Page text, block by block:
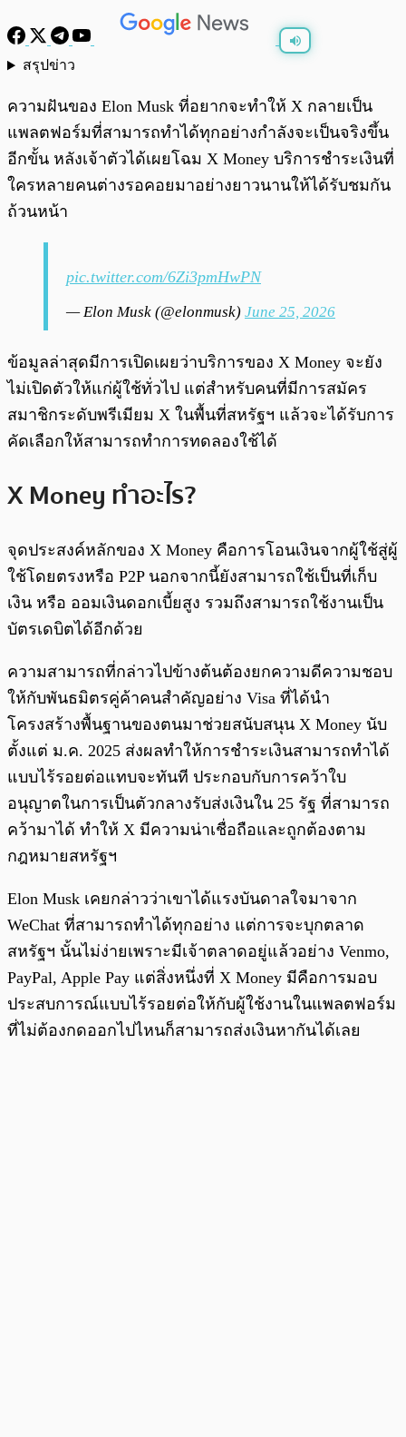
สรุปข่าว
ความฝันของ Elon Musk ที่อยากจะทำให้ X กลายเป็น
แพลตฟอร์มที่สามารถทำได้ทุกอย่างกำลังจะเป็นจริงขึ้น
อีกขั้น หลังเจ้าตัวได้เผยโฉม X Money บริการชำระเงินที่
ใครหลายคนต่างรอคอยมาอย่างยาวนานให้ได้รับชมกัน
ถ้วนหน้า
pic.twitter.com/6Zi3pmHwPN
— Elon Musk (@elonmusk) June 25, 2026
ข้อมูลล่าสุดมีการเปิดเผยว่าบริการของ X Money จะยัง
ไม่เปิดตัวให้แก่ผู้ใช้ทั่วไป แต่สำหรับคนที่มีการสมัคร
สมาชิกระดับพรีเมียม X ในพื้นที่สหรัฐฯ แล้วจะได้รับการ
คัดเลือกให้สามารถทำการทดลองใช้ได้
X Money ทำอะไร?
จุดประสงค์หลักของ X Money คือการโอนเงินจากผู้ใช้สู่ผู้
ใช้โดยตรงหรือ P2P นอกจากนี้ยังสามารถใช้เป็นที่เก็บ
เงิน หรือ ออมเงินดอกเบี้ยสูง รวมถึงสามารถใช้งานเป็น
บัตรเดบิตได้อีกด้วย
ความสามารถที่กล่าวไปข้างต้นต้องยกความดีความชอบ
ให้กับพันธมิตรคู่ค้าคนสำคัญอย่าง Visa ที่ได้นำ
โครงสร้างพื้นฐานของตนมาช่วยสนับสนุน X Money นับ
ตั้งแต่ ม.ค. 2025 ส่งผลทำให้การชำระเงินสามารถทำได้
แบบไร้รอยต่อแทบจะทันที ประกอบกับการคว้าใบ
อนุญาตในการเป็นตัวกลางรับส่งเงินใน 25 รัฐ ที่สามารถ
คว้ามาได้ ทำให้ X มีความน่าเชื่อถือและถูกต้องตาม
กฎหมายสหรัฐฯ
Elon Musk เคยกล่าวว่าเขาได้แรงบันดาลใจมาจาก
WeChat ที่สามารถทำได้ทุกอย่าง แต่การจะบุกตลาด
สหรัฐฯ นั้นไม่ง่ายเพราะมีเจ้าตลาดอยู่แล้วอย่าง Venmo,
PayPal, Apple Pay แต่สิ่งหนึ่งที่ X Money มีคือการมอบ
ประสบการณ์แบบไร้รอยต่อให้กับผู้ใช้งานในแพลตฟอร์ม
ที่ไม่ต้องกดออกไปไหนก็สามารถส่งเงินหากันได้เลย